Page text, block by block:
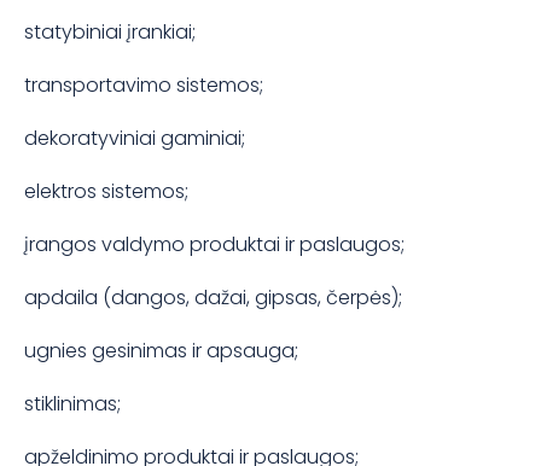
statybiniai įrankiai;
transportavimo sistemos;
dekoratyviniai gaminiai;
elektros sistemos;
įrangos valdymo produktai ir paslaugos;
apdaila (dangos, dažai, gipsas, čerpės);
ugnies gesinimas ir apsauga;
stiklinimas;
apželdinimo produktai ir paslaugos;